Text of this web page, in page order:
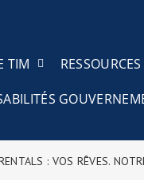
TIM
: VOS RÊVES.